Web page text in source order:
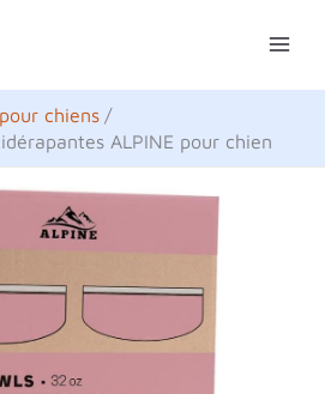
chiens
ALPINE pour chien